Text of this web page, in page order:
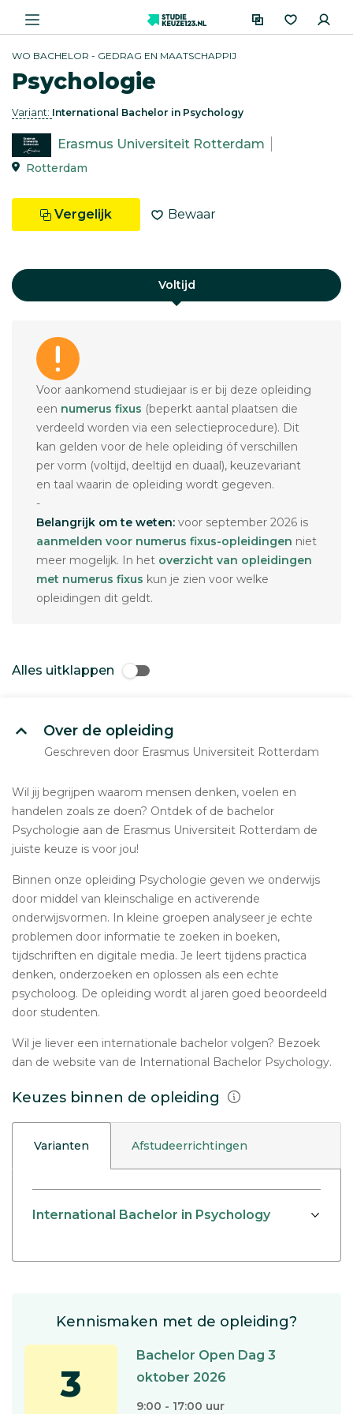
WO BACHELOR - GEDRAG EN MAATSCHAPPIJ
Psychologie
Variant: International Bachelor in Psychology
Erasmus Universiteit Rotterdam
Rotterdam
Vergelijk Bewaar
Voltijd
Voor aankomend studiejaar is er bij deze opleiding
een numerus fixus (beperkt aantal plaatsen die
verdeeld worden via een selectieprocedure). Dit
kan gelden voor de hele opleiding óf verschillen
per vorm (voltijd, deeltijd en duaal), keuzevariant
en taal waarin de opleiding wordt gegeven.
-
Belangrijk om te weten: voor september 2026 is
aanmelden voor numerus fixus-opleidingen niet
meer mogelijk. In het overzicht van opleidingen
met numerus fixus kun je zien voor welke
opleidingen dit geldt.
Alles uitklappen
Over de opleiding
Geschreven door Erasmus Universiteit Rotterdam
Wil jij begrijpen waarom mensen denken, voelen en
handelen zoals ze doen? Ontdek of de bachelor
Psychologie aan de Erasmus Universiteit Rotterdam de
juiste keuze is voor jou!
Binnen onze opleiding Psychologie geven we onderwijs
door middel van kleinschalige en activerende
onderwijsvormen. In kleine groepen analyseer je echte
problemen door informatie te zoeken in boeken,
tijdschriften en digitale media. Je leert tijdens practica
denken, onderzoeken en oplossen als een echte
psycholoog. De opleiding wordt al jaren goed beoordeeld
door studenten.
Wil je liever een internationale bachelor volgen? Bezoek
dan de website van de International Bachelor Psychology.
Keuzes binnen de opleiding
Varianten Afstudeerrichtingen
International Bachelor in Psychology
Kennismaken met de opleiding?
3
Bachelor Open Dag 3
oktober 2026
9:00 - 17:00 uur